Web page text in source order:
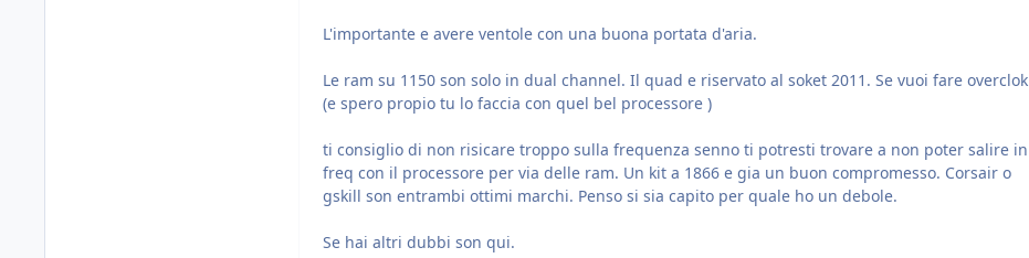
L'importante e avere ventole con una buona portata d'aria.
Le ram su 1150 son solo in dual channel. Il quad e riservato al soket 2011. Se vuoi fare overclok
(e spero propio tu lo faccia con quel bel processore )
ti consiglio di non risicare troppo sulla frequenza senno ti potresti trovare a non poter salire in
freq con il processore per via delle ram. Un kit a 1866 e gia un buon compromesso. Corsair o
gskill son entrambi ottimi marchi. Penso si sia capito per quale ho un debole.
Se hai altri dubbi son qui.